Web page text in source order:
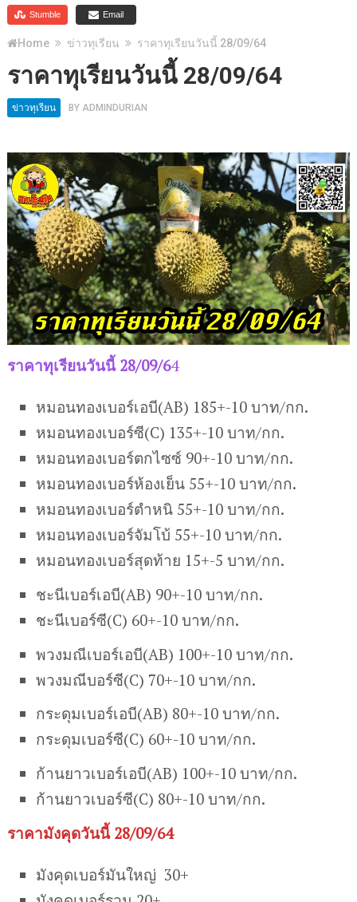
Stumble Email
Home ข่าวทุเรียน ราคาทุเรียนวันนี้ 28/09/64
ราคาทุเรียนวันนี้ 28/09/64
ข่าวทุเรียน BY ADMINDURIAN
ราคาทุเรียนวันนี้ 28/09/64
หมอนทองเบอร์เอบี(AB) 185+-10 บาท/กก.
หมอนทองเบอร์ซี(C) 135+-10 บาท/กก.
หมอนทองเบอร์ตกไซซ์ 90+-10 บาท/กก.
หมอนทองเบอร์ห้องเย็น 55+-10 บาท/กก.
หมอนทองเบอร์ตำหนิ 55+-10 บาท/กก.
หมอนทองเบอร์จัมโบ้ 55+-10 บาท/กก.
หมอนทองเบอร์สุดท้าย 15+-5 บาท/กก.
ชะนีเบอร์เอบี(AB) 90+-10 บาท/กก.
ชะนีเบอร์ซี(C) 60+-10 บาท/กก.
พวงมณีเบอร์เอบี(AB) 100+-10 บาท/กก.
พวงมณีบอร์ซี(C) 70+-10 บาท/กก.
กระดุมเบอร์เอบี(AB) 80+-10 บาท/กก.
กระดุมเบอร์ซี(C) 60+-10 บาท/กก.
ก้านยาวเบอร์เอบี(AB) 100+-10 บาท/กก.
ก้านยาวเบอร์ซี(C) 80+-10 บาท/กก.
ราคามังคุดวันนี้ 28/09/64
มังคุดเบอร์มันใหญ่ 30+